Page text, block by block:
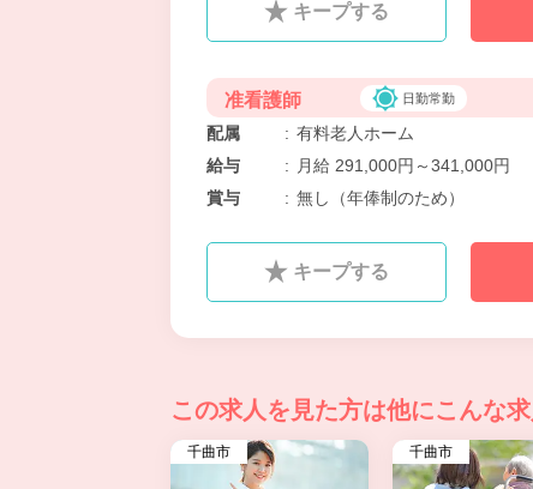
キープする
准看護師 日勤常勤
配属 : 有料老人ホーム
給与
:
月給 291,000円～341,000円
賞与
: 無し（年俸制のため）
キープする
この求人を見た方は他にこんな
千曲市 千曲市